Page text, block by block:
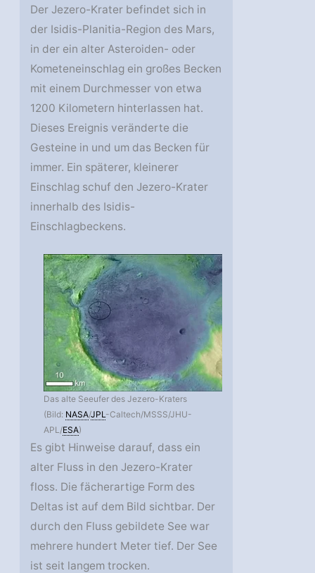
Der Jezero-Krater befindet sich in
der Isidis-Planitia-Region des Mars,
in der ein alter Asteroiden- oder
Kometeneinschlag ein großes Becken
mit einem Durchmesser von etwa
1200 Kilometern hinterlassen hat.
Dieses Ereignis veränderte die
Gesteine in und um das Becken für
immer. Ein späterer, kleinerer
Einschlag schuf den Jezero-Krater
innerhalb des Isidis-
Einschlagbeckens.
Das alte Seeufer des Jezero-Kraters
(Bild: NASA/JPL -Caltech/MSSS/JHU-
APL/ESA)
Es gibt Hinweise darauf, dass ein
alter Fluss in den Jezero-Krater
floss. Die fächerartige Form des
Deltas ist auf dem Bild sichtbar. Der
durch den Fluss gebildete See war
mehrere hundert Meter tief. Der See
ist seit langem trocken.